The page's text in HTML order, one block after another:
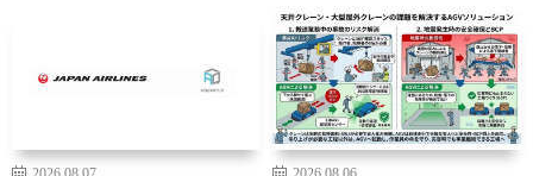
2026.08.07
2026.08.06